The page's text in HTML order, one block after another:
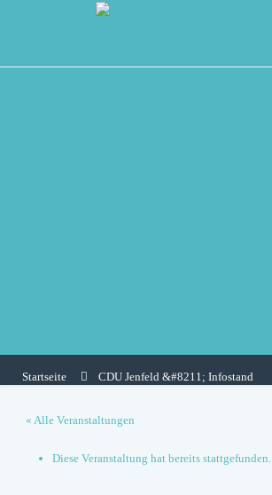
Startseite CDU Jenfeld &#8211; Infostand
« Alle Veranstaltungen
Diese Veranstaltung hat bereits stattgefunden.